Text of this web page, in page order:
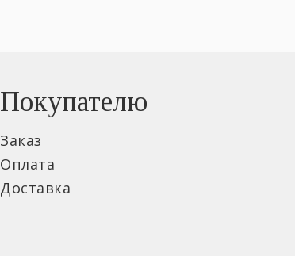
Покупателю
Заказ
Оплата
Доставка